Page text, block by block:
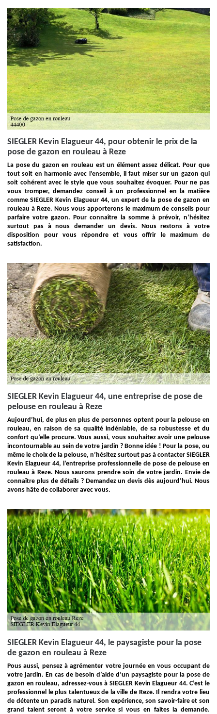
SIEGLER Kevin Elagueur 44, pour obtenir le prix de la
pose de gazon en rouleau à Reze
La pose du gazon en rouleau est un élément assez délicat. Pour que
tout soit en harmonie avec l’ensemble, il faut miser sur un gazon qui
soit cohérent avec le style que vous souhaitez évoquer. Pour ne pas
vous tromper, demandez conseil à un professionnel en la matière
comme SIEGLER Kevin Elagueur 44, un expert de la pose de gazon en
rouleau à Reze. Nous vous apporterons le maximum de conseils pour
parfaire votre gazon. Pour connaître la somme à prévoir, n’hésitez
surtout pas à nous demander un devis. Nous restons à votre
disposition pour vous répondre et vous offrir le maximum de
satisfaction.
SIEGLER Kevin Elagueur 44, une entreprise de pose de
pelouse en rouleau à Reze
Aujourd’hui, de plus en plus de personnes optent pour la pelouse en
rouleau, en raison de sa qualité indéniable, de sa robustesse et du
confort qu’elle procure. Vous aussi, vous souhaitez avoir une pelouse
incontournable au sein de votre jardin ? Bonne idée ! Pour la pose, ou
même le choix de la pelouse, n’hésitez surtout pas à contacter SIEGLER
Kevin Elagueur 44, l’entreprise professionnelle de pose de pelouse en
rouleau à Reze. Nous saurons prendre soin de votre jardin. Envie de
connaître plus de détails ? Demandez un devis dès aujourd’hui. Nous
avons hâte de collaborer avec vous.
SIEGLER Kevin Elagueur 44, le paysagiste pour la pose
de gazon en rouleau à Reze
Pous aussi, pensez à agrémenter votre journée en vous occupant de
votre jardin. En cas de besoin d’aide d’un paysagiste pour la pose de
gazon en rouleau, adressez-vous à SIEGLER Kevin Elagueur 44. C’est le
professionnel le plus talentueux de la ville de Reze. Il rendra votre lieu
de détente un paradis naturel. Son expérience, son savoir-faire et son
grand talent seront à votre service si vous en faites la demande.